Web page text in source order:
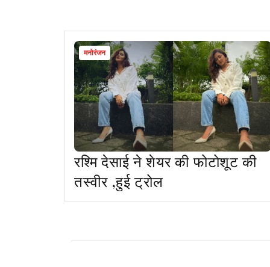
मनोरंजन
रश्मि देसाई ने शेयर की फोटोशूट की
तस्वीर ,हुई ट्रोल